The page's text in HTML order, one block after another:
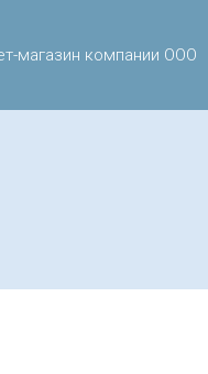
магазин компании ООО